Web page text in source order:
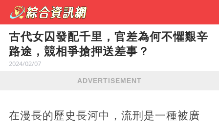
古代女囚發配千里，官差為何不懼艱辛
路途，競相爭搶押送差事？
2024/02/07
ADVERTISEMENT
在漫長的歷史長河中，流刑是一種被廣